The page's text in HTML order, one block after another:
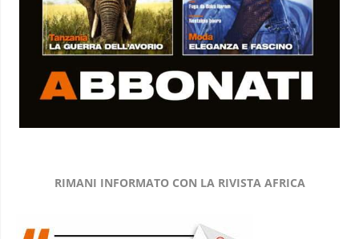
RIMANI INFORMATO CON LA RIVISTA AFRICA